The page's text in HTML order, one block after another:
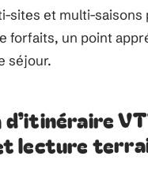
sites et multi-
forfaits, un point
séjour.
lecture